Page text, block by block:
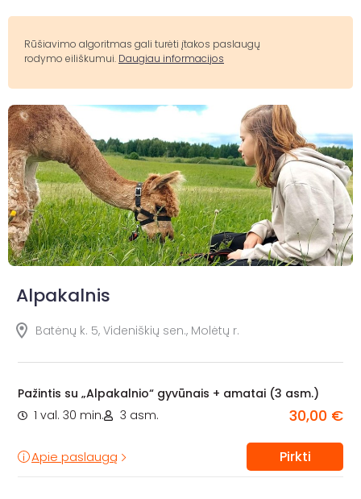
Rūšiavimo algoritmas gali turėti įtakos paslaugų
rodymo eiliškumui. Daugiau informacijos
Alpakalnis
Batėnų k. 5, Videniškių sen., Molėtų r.
Pažintis su „Alpakalnio“ gyvūnais + amatai (3 asm.)
1 val. 30 min.
3 asm. 30,00 €
Apie paslaugą Pirkti